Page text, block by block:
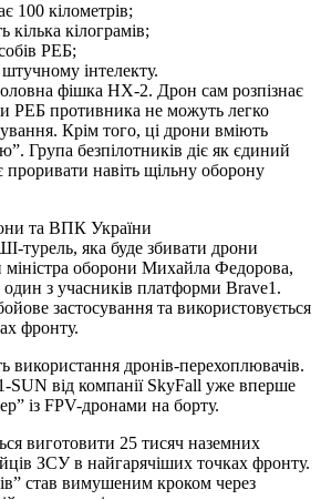
100 кілометрів;
кілька кілограмів;
РЕБ;
інтелекту.
фішка HX-2. Дрон сам розпізнає
РЕБ противника не можуть легко
Крім того, ці дрони вміють
Група безпілотників діє як єдиний
проривати навіть щільну оборону
та ВПК України
турель, яка буде збивати дрони
міністра оборони Михайла Федорова,
з учасників платформи Brave1.
застосування та використовується
фронту.
дронів-перехоплювачів.
SUN від компанії SkyFall уже вперше
із FPV-дронами на борту.
виготовити 25 тисяч наземних
ЗСУ в найгарячіших точках фронту.
став вимушеним кроком через